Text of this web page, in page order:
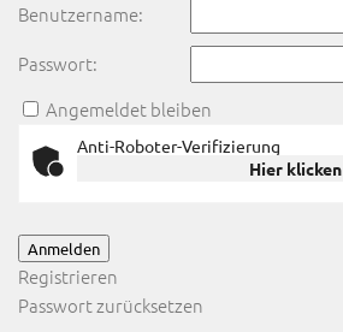
Benutzername:
Passwort:
Angemeldet bleiben
Anti-Roboter-Verifizierung
Hier klicken
Anmelden
Registrieren
Passwort zurücksetzen